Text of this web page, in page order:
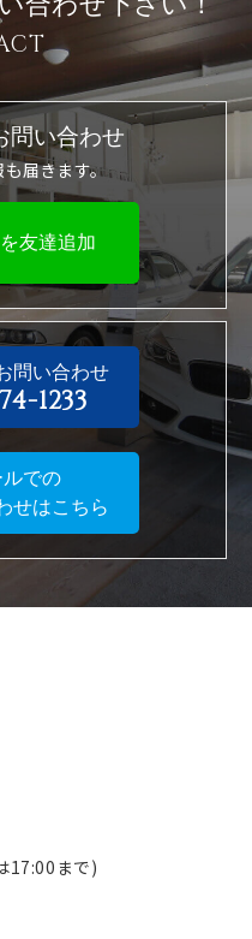
問い合わせ
届きます。
友達追加
問い合わせ
1233
での
せはこちら
17:00まで)